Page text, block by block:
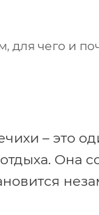
для чего и
– это
Она